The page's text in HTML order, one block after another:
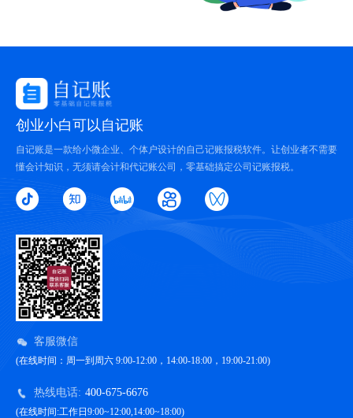
创业小白可以自记账
自记账是一款给小微企业、个体户设计的自己记账报税软件。让创业者不需要
懂会计知识，无须请会计和代记账公司，零基础搞定公司记账报税。
客服微信
(在线时间：周一到周六 9:00-12:00，14:00-18:00，19:00-21:00)
热线电话: 400-675-6676
(在线时间:工作日9:00~12:00,14:00~18:00)